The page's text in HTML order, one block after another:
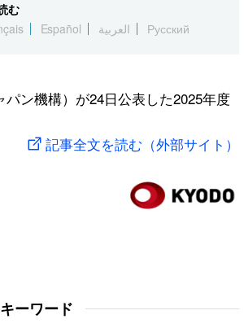
む
Español العربية Русский
ン機構）が24日公表した2025年度
記事全文を読む（外部サイト）
ーワード